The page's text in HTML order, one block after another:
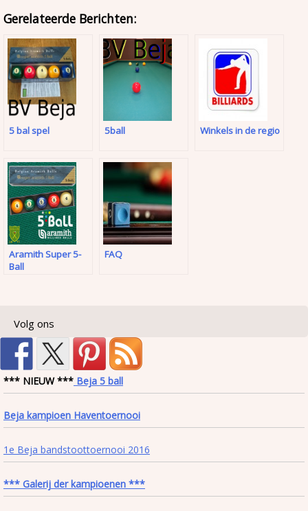
Gerelateerde Berichten:
5 bal spel 5ball Winkels in de regio
Aramith Super 5-
Ball
FAQ
Volg ons
*** NIEUW *** Beja 5 ball
Beja kampioen Haventoernooi
1e Beja bandstoottoernooi 2016
*** Galerij der kampioenen ***